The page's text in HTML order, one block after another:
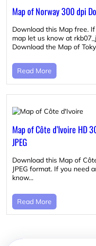
Map of Norway 300 dpi
Download this Map free.
map let us know at
Download the Map of
Read More
Map of Côte d’Ivoire HD
JPEG
Download this Map of
JPEG format. If you need
know…
Read More